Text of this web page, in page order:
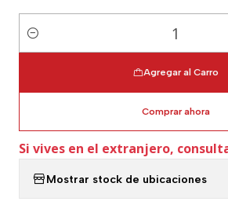
Cantidad
Agregar al Carro
Comprar ahora
Si vives en el extranjero,
Mostrar stock de ubicaciones